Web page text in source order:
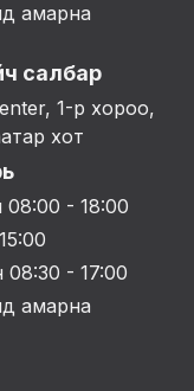
амарна
салбар
1-р хороо,
хот
- 18:00
- 17:00
амарна